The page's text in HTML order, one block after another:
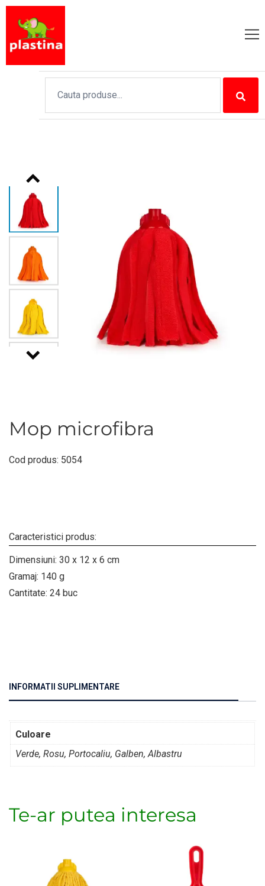
Mop microfibra
Cod produs: 5054
Caracteristici produs:
Dimensiuni: 30 x 12 x 6 cm
Gramaj: 140 g
Cantitate: 24 buc
INFORMATII SUPLIMENTARE
Culoare
Verde, Rosu, Portocaliu, Galben, Albastru
Te-ar putea interesa